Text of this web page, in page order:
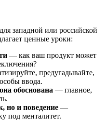
западной или российской
ценные уроки:
— как ваш продукт может
предугадывайте,
ввода.
обоснована — главное,
но и поведение —
под менталитет.